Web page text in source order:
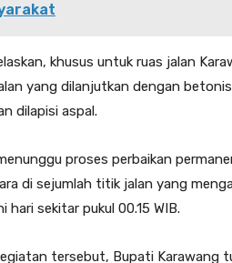
khusus untuk ruas jalan
yang dilanjutkan dengan
dilapisi aspal.
proses perbaikan
di sejumlah titik jalan yang
hari sekitar pukul 00.15 WIB.
tersebut, Bupati Karawang